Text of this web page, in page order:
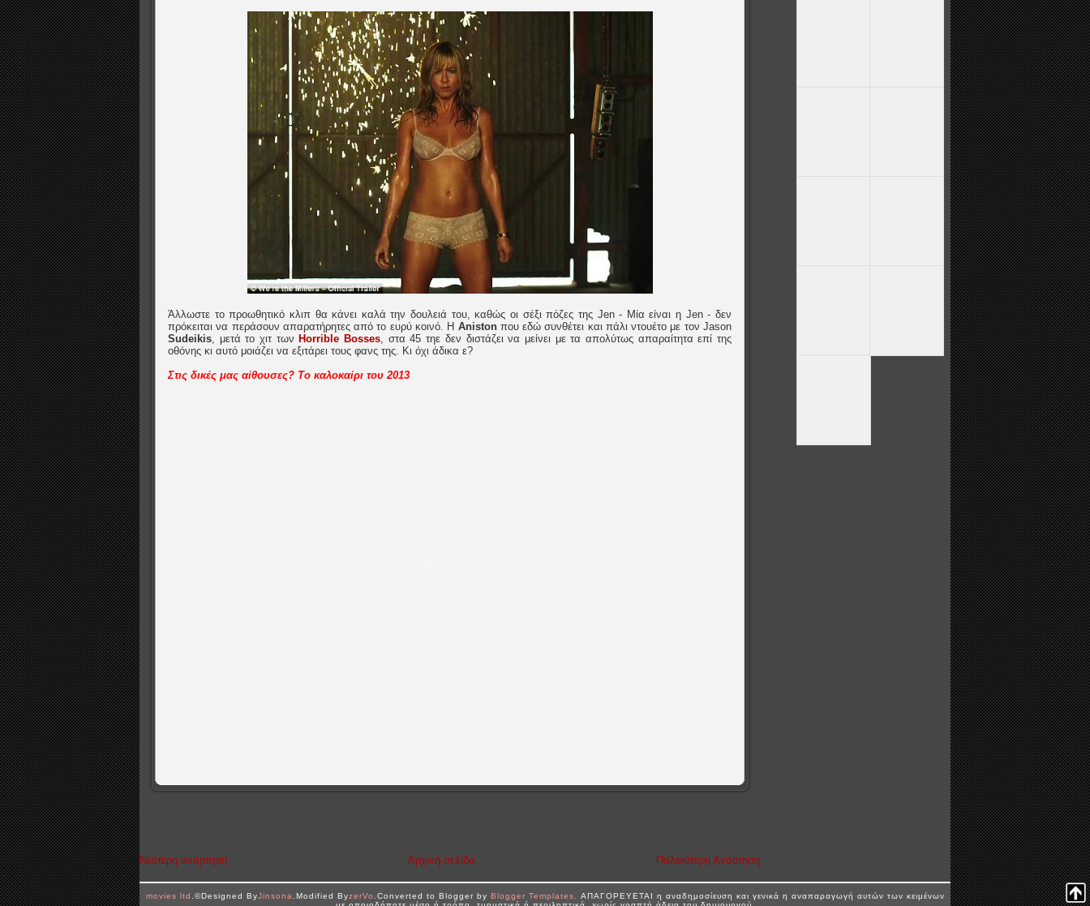
Άλλωστε το προωθητικό κλιπ θα κάνει καλά την δουλειά του, καθώς οι σέξι πόζες της Jen - Μία είναι η Jen - δεν
πρόκειται να περάσουν απαρατήρητες από το ευρύ κοινό. Η Anistonπου εδώ συνθέτει και πάλι ντουέτο με τον Jason
Sudeikis, μετά το χιτ των Horrible Bosses, στα 45 τηε δεν διστάζει να μείνει με τα απολύτως απαραίτητα επί της
οθόνης κι αυτό μοιάζει να εξιτάρει τους φανς της. Κι όχι άδικα ε?
Στις δικές μας αίθουσες? Το καλοκαίρι του 2013
Νεότερη ανάρτηση Παλαιότερη Ανάρτηση
Αρχική σελίδα
movies ltd .©Designed ByJinsona .Modified ByzerVo .Converted to Blogger by Blogger Templates.
ΑΠΑΓΟΡΕΥΕΤΑΙ η αναδημοσίευση και γενικά η αναπαραγωγή αυτών των κειμένων